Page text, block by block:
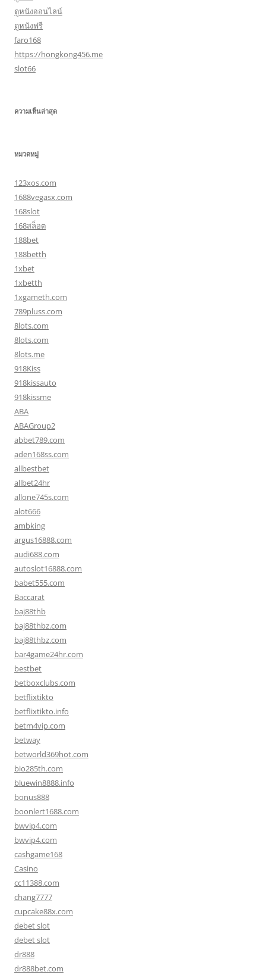
ดูหนังออนไลน์
ดูหนังฟรี
faro168
https://hongkong456.me
slot66
ความเห็นล่าสุด
หมวดหมู่
123xos.com
1688vegasx.com
168slot
168สล็อต
188bet
188betth
1xbet
1xbetth
1xgameth.com
789pluss.com
8lots.com
8lots.com
8lots.me
918Kiss
918kissauto
918kissme
ABA
ABAGroup2
abbet789.com
aden168ss.com
allbestbet
allbet24hr
allone745s.com
alot666
ambking
argus16888.com
audi688.com
autoslot16888.com
babet555.com
Baccarat
baj88thb
baj88thbz.com
baj88thbz.com
bar4game24hr.com
bestbet
betboxclubs.com
betflixtikto
betflixtikto.info
betm4vip.com
betway
betworld369hot.com
bio285th.com
bluewin8888.info
bonus888
boonlert1688.com
bwvip4.com
bwvip4.com
cashgame168
Casino
cc11388.com
chang7777
cupcake88x.com
debet slot
debet slot
dr888
dr888bet.com